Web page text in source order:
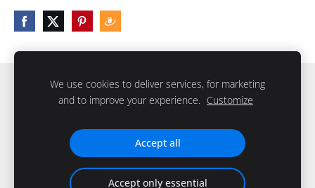
Sīkdatnes
IKstone © 2026. Visas tiesības rezervētas
We use cookies to deliver services, for marketing
and to improve your experience. Customize
Accept all
Accept only essential